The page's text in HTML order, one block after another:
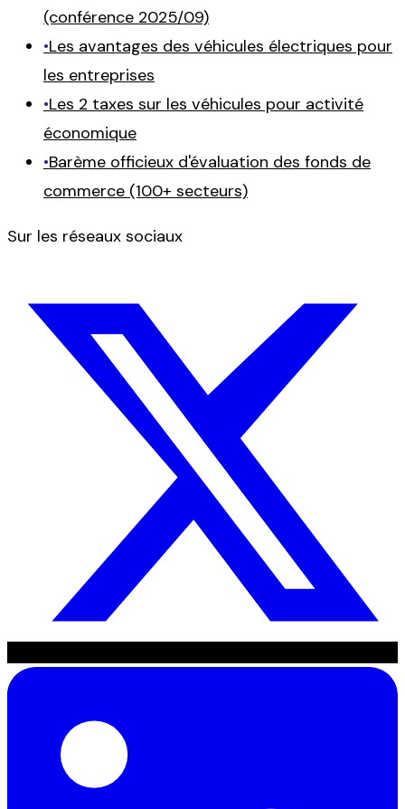
(conférence 2025/09)
•Les avantages des véhicules électriques pour
les entreprises
•Les 2 taxes sur les véhicules pour activité
économique
•Barème officieux d'évaluation des fonds de
commerce (100+ secteurs)
Sur les réseaux sociaux